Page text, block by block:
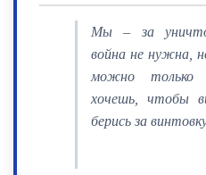
Мы – за
война не нужна,
можно только
хочешь, чтобы
берись за